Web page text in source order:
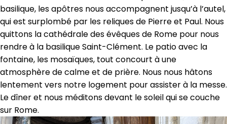
basilique, les apôtres nous accompagnent jusqu’à l’autel,
qui est surplombé par les reliques de Pierre et Paul. Nous
quittons la cathédrale des évêques de Rome pour nous
rendre à la basilique Saint-Clément. Le patio avec la
fontaine, les mosaïques, tout concourt à une
atmosphère de calme et de prière. Nous nous hâtons
lentement vers notre logement pour assister à la messe.
Le dîner et nous méditons devant le soleil qui se couche
sur Rome.